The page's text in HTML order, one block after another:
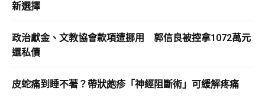
新選擇
政治獻金、文教協會款項遭挪用 郭信良被控拿1072萬元
還私債
皮蛇痛到睡不著？帶狀皰疹「神經阻斷術」可緩解疼痛